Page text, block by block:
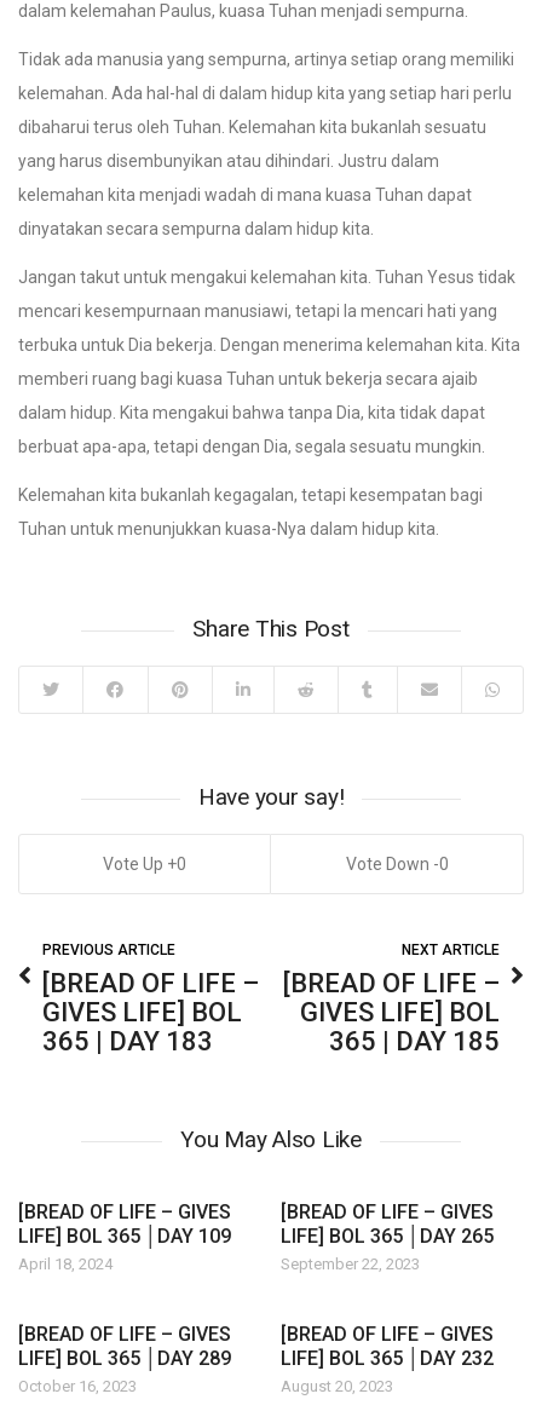
dalam kelemahan Paulus, kuasa Tuhan menjadi sempurna.
Tidak ada manusia yang sempurna, artinya setiap orang memiliki
kelemahan. Ada hal-hal di dalam hidup kita yang setiap hari perlu
dibaharui terus oleh Tuhan. Kelemahan kita bukanlah sesuatu
yang harus disembunyikan atau dihindari. Justru dalam
kelemahan kita menjadi wadah di mana kuasa Tuhan dapat
dinyatakan secara sempurna dalam hidup kita.
Jangan takut untuk mengakui kelemahan kita. Tuhan Yesus tidak
mencari kesempurnaan manusiawi, tetapi Ia mencari hati yang
terbuka untuk Dia bekerja. Dengan menerima kelemahan kita. Kita
memberi ruang bagi kuasa Tuhan untuk bekerja secara ajaib
dalam hidup. Kita mengakui bahwa tanpa Dia, kita tidak dapat
berbuat apa-apa, tetapi dengan Dia, segala sesuatu mungkin.
Kelemahan kita bukanlah kegagalan, tetapi kesempatan bagi
Tuhan untuk menunjukkan kuasa-Nya dalam hidup kita.
Share This Post
Have your say!
0 0
PREVIOUS ARTICLE
[BREAD OF LIFE –
GIVES LIFE] BOL
365 | DAY 183
NEXT ARTICLE
[BREAD OF LIFE –
GIVES LIFE] BOL
365 | DAY 185
You May Also Like
[BREAD OF LIFE – GIVES
LIFE] BOL 365 │DAY 109
April 18, 2024
[BREAD OF LIFE – GIVES
LIFE] BOL 365 │DAY 265
September 22, 2023
[BREAD OF LIFE – GIVES
LIFE] BOL 365 │DAY 289
October 16, 2023
[BREAD OF LIFE – GIVES
LIFE] BOL 365 │DAY 232
August 20, 2023